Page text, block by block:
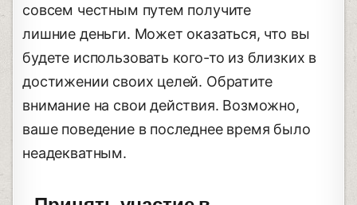
совсем честным путем получите
лишние деньги. Может оказаться, что вы
будете использовать кого-то из близких в
достижении своих целей. Обратите
внимание на свои действия. Возможно,
ваше поведение в последнее время было
неадекватным.